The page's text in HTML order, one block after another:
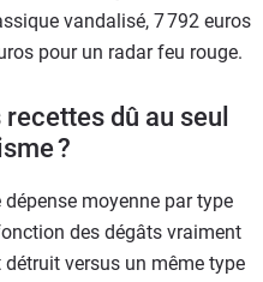
vandalisé, 7 792 euros
pour un radar feu rouge.
dû au seul
?
dépense moyenne par type
des dégâts vraiment
versus un même type